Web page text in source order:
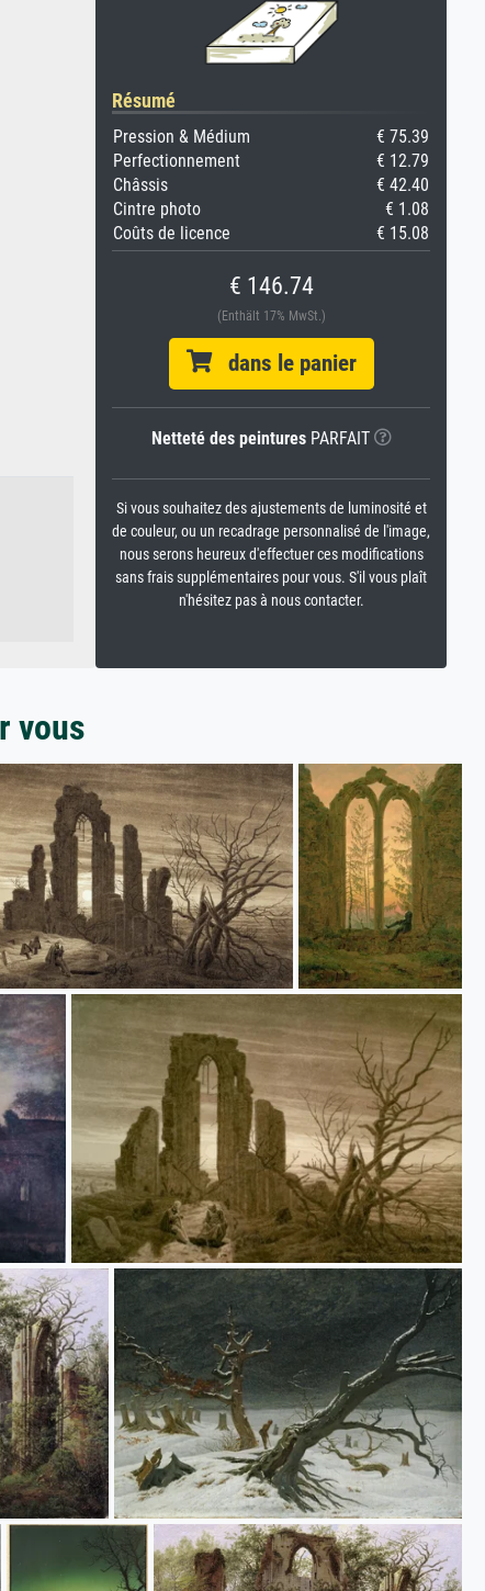
Résumé
Pression & Médium
€ 75.39
Perfectionnement
€ 12.79
Châssis
€ 42.40
Cintre photo
€ 1.08
Coûts de licence
€ 15.08
€ 146.74
(Enthält 17% MwSt.)
dans le panier
Netteté des peinturesPARFAIT
Si vous souhaitez des ajustements de luminosité et
de couleur, ou un recadrage personnalisé de l'image,
nous serons heureux d'effectuer ces modifications
sans frais supplémentaires pour vous. S'il vous plaît
n'hésitez pas à nous contacter.
vous